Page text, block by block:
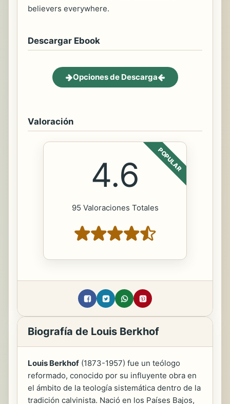
believers everywhere.
Descargar Ebook
Opciones de Descarga
Valoración
POPULAR
4.6
95 Valoraciones Totales
Biografía de Louis Berkhof
Louis Berkhof (1873-1957) fue un teólogo
reformado, conocido por su influyente obra en
el ámbito de la teología sistemática dentro de la
tradición calvinista. Nació en los Países Bajos,